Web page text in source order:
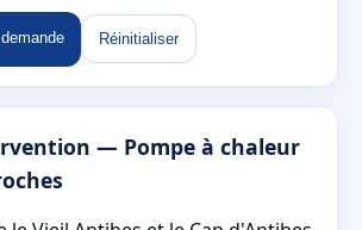
Réinitialiser
— Pompe à chaleur